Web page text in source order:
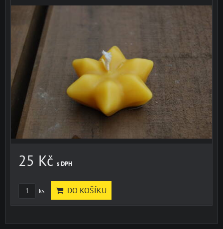
25 Kč s DPH
ks DO KOŠÍKU